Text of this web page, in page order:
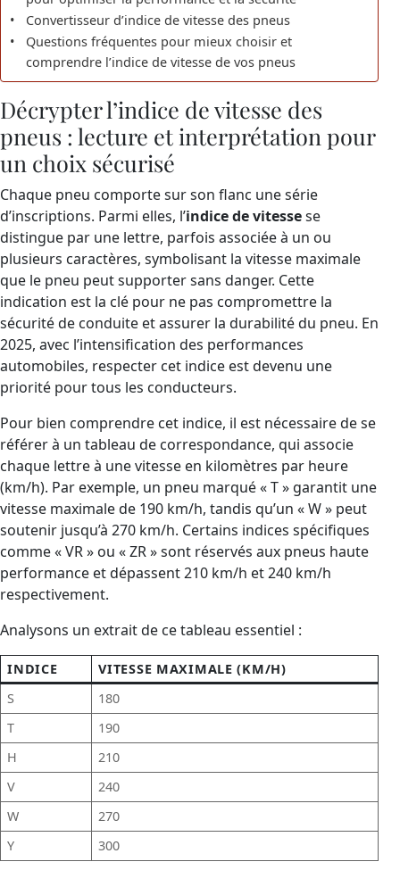
Convertisseur d’indice de vitesse des pneus
Questions fréquentes pour mieux choisir et
comprendre l’indice de vitesse de vos pneus
Décrypter l’indice de vitesse des
pneus : lecture et interprétation pour
un choix sécurisé
Chaque pneu comporte sur son flanc une série
d’inscriptions. Parmi elles, l’indice de vitessese
distingue par une lettre, parfois associée à un ou
plusieurs caractères, symbolisant la vitesse maximale
que le pneu peut supporter sans danger. Cette
indication est la clé pour ne pas compromettre la
sécurité de conduite et assurer la durabilité du pneu. En
2025, avec l’intensification des performances
automobiles, respecter cet indice est devenu une
priorité pour tous les conducteurs.
Pour bien comprendre cet indice, il est nécessaire de se
référer à un tableau de correspondance, qui associe
chaque lettre à une vitesse en kilomètres par heure
(km/h). Par exemple, un pneu marqué « T » garantit une
vitesse maximale de 190 km/h, tandis qu’un « W » peut
soutenir jusqu’à 270 km/h. Certains indices spécifiques
comme « VR » ou « ZR » sont réservés aux pneus haute
performance et dépassent 210 km/h et 240 km/h
respectivement.
Analysons un extrait de ce tableau essentiel :
INDICE
VITESSE MAXIMALE (KM/H)
S
180
T
190
H
210
V
240
W
270
Y
300